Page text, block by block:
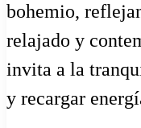
bohemio,
relajado y
invita a la
y recargar